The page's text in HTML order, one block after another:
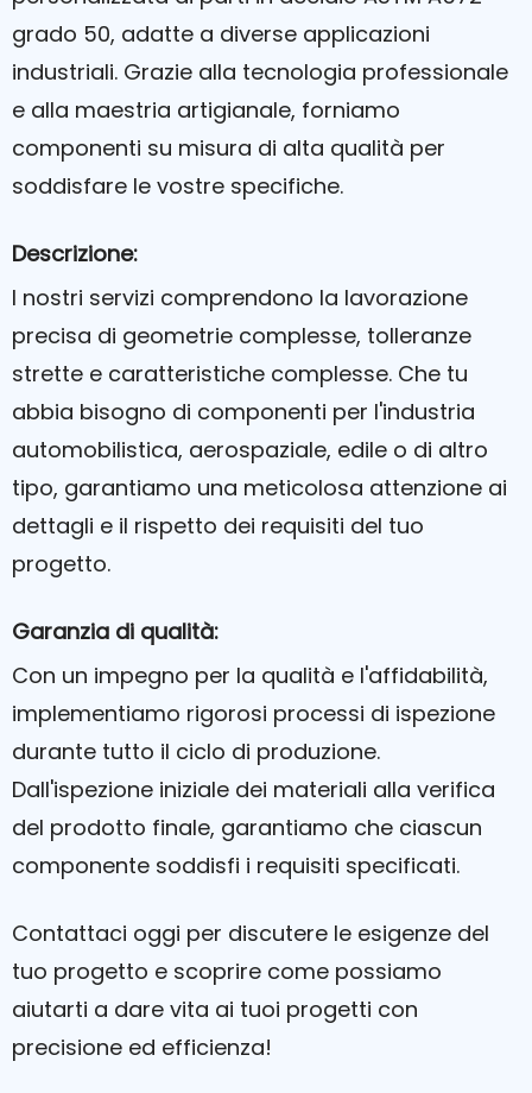
grado 50, adatte a diverse applicazioni
industriali. Grazie alla tecnologia professionale
e alla maestria artigianale, forniamo
componenti su misura di alta qualità per
soddisfare le vostre specifiche.
Descrizione:
I nostri servizi comprendono la lavorazione
precisa di geometrie complesse, tolleranze
strette e caratteristiche complesse. Che tu
abbia bisogno di componenti per l'industria
automobilistica, aerospaziale, edile o di altro
tipo, garantiamo una meticolosa attenzione ai
dettagli e il rispetto dei requisiti del tuo
progetto.
Garanzia di qualità:
Con un impegno per la qualità e l'affidabilità,
implementiamo rigorosi processi di ispezione
durante tutto il ciclo di produzione.
Dall'ispezione iniziale dei materiali alla verifica
del prodotto finale, garantiamo che ciascun
componente soddisfi i requisiti specificati.
Contattaci oggi per discutere le esigenze del
tuo progetto e scoprire come possiamo
aiutarti a dare vita ai tuoi progetti con
precisione ed efficienza!